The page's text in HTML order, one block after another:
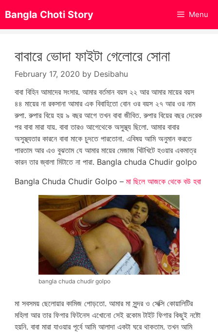
to
content
Bangla Choti Story Menu
বাবারে ভোদা ফাইটা গেলোরে সোনা
February 17, 2020 by Desibahu
বাবা বিহিন আমাদের সংসার. আমার বর্তমান বয়স ২২ আর আমার মায়ের বয়স
৪৪ মায়ের না রকসানা আমার এক বিবাহিতো বোন ওর বয়স ২৭ আর ওর নাম
রুপা. রুপার বিয়ে হয় ৯ বছর আগে তখন বাবা জীবিত. রুপার বিয়ের বছর দেরেক
পর বাবা মারা যায়. বাবা তারও আগেথেকে অসুস্থ্য ছিলো. আমার বাবার
অসুস্থ্যতার কারনে বাবা মাকে চুদতে পারতোনা. এবিষয় আমি অনুমান করতে
পারতাম আর এও বুঝতাম যে আমার মায়ের মেজাজ খিটখিটে হওয়ার একমাত্র
কারন তার জ্বালা মিটাতে না পারা. Bangla chuda Chudir golpo
Bangla Chuda Chudir Golpo – মা ছিলে আজকে থেকে বউ হবা
bangla chuda chudir golpo
মা সবসময় ছেলোয়ার কামিজ পোড়তো. আমার মা সুন্দর ও সেক্সি কোয়ালিটির
মহিলা আর তার ফিগার ফিটনেস এখোনো সেই রকোম টাইট ফিগার কিছুই নষ্টো
হয়নি. বাবা মারা যাওয়ার পূর্বে আমি আলাদা একটা ঘরে থাকতাম. তখন আমি